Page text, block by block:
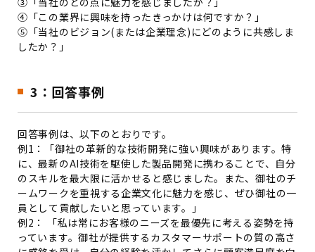
④「この業界に興味を持ったきっかけは何ですか？」
⑤「当社のビジョン(または企業理念)にどのように共感しま
したか？」
3：回答事例
回答事例は、以下のとおりです。
例1：「御社の革新的な技術開発に強い興味があります。特
に、最新のAI技術を駆使した製品開発に携わることで、自分
のスキルを最大限に活かせると感じました。また、御社のチ
ームワークを重視する企業文化に魅力を感じ、ぜひ御社の一
員として貢献したいと思っています。」
例2： 「私は常にお客様のニーズを最優先に考える姿勢を持
っています。御社が提供するカスタマーサポートの質の高さ